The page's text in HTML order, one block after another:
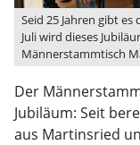
Seid 25 Jahren gibt
Juli wird dieses
Männerstammtisch
Der
Jubiläum: Seit
aus Martinsried